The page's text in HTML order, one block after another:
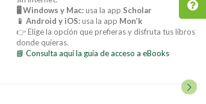
🖥️ Windows y Mac:usa la app Scholar
📱 Android y iOS:usa la app Mon’k
👉 Elige la opción que prefieras y disfruta tus libros
donde quieras.
📘 Consulta aquí la guía de acceso a eBooks